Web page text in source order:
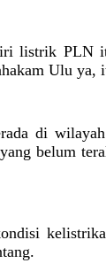
listrik PLN
Ulu ya,
di
belum